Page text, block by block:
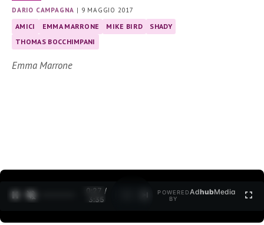
DARIO CAMPAGNA | 9 MAGGIO 2017
AMICI EMMA MARRONE MIKE BIRD
SHADY
THOMAS BOCCHIMPANI
Emma Marrone
0:27 /
3:35
POWERED
BY
AdhubMedia